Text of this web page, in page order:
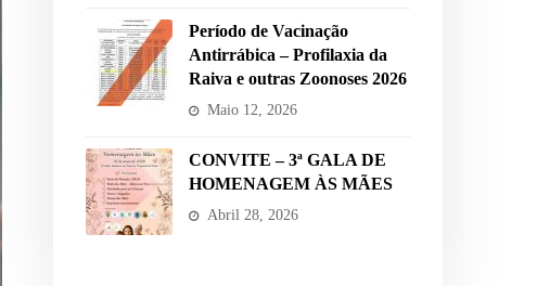
Período de Vacinação
Antirrábica – Profilaxia da
Raiva e outras Zoonoses 2026
Maio 12, 2026
CONVITE – 3ª GALA DE
HOMENAGEM ÀS MÃES
Abril 28, 2026